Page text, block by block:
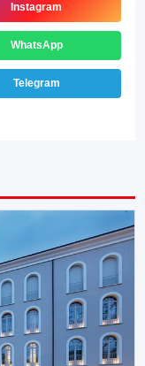
Instagram
WhatsApp
Telegram